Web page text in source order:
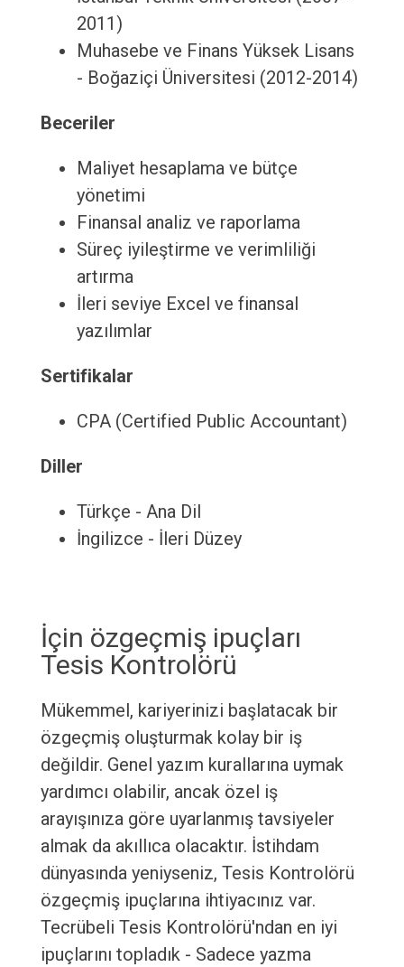
2011)
Muhasebe ve Finans Yüksek Lisans
- Boğaziçi Üniversitesi (2012-2014)
Beceriler
Maliyet hesaplama ve bütçe
yönetimi
Finansal analiz ve raporlama
Süreç iyileştirme ve verimliliği
artırma
İleri seviye Excel ve finansal
yazılımlar
Sertifikalar
CPA (Certified Public Accountant)
Diller
Türkçe - Ana Dil
İngilizce - İleri Düzey
İçin özgeçmiş ipuçları
Tesis Kontrolörü
Mükemmel, kariyerinizi başlatacak bir
özgeçmiş oluşturmak kolay bir iş
değildir. Genel yazım kurallarına uymak
yardımcı olabilir, ancak özel iş
arayışınıza göre uyarlanmış tavsiyeler
almak da akıllıca olacaktır. İstihdam
dünyasında yeniyseniz, Tesis Kontrolörü
özgeçmiş ipuçlarına ihtiyacınız var.
Tecrübeli Tesis Kontrolörü'ndan en iyi
ipuçlarını topladık - Sadece yazma